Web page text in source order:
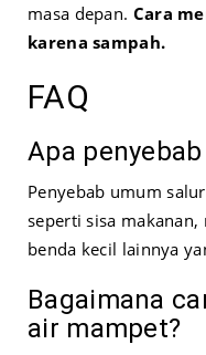
masa depan. Cara
karena sampah.
FAQ
Apa
Penyebab umum
seperti sisa
benda kecil lainnya
Bagaimana
air mampet?